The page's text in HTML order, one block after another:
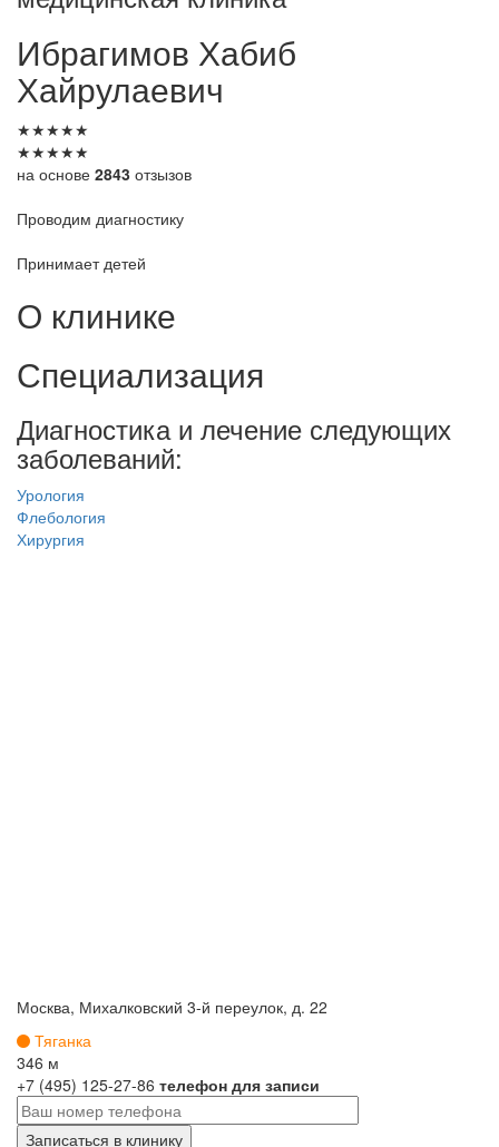
Ибрагимов Хабиб
Хайрулаевич
★★★★★
★★★★★
на основе 2843 отзызов
Проводим диагностику
Принимает детей
О клинике
Специализация
Диагностика и лечение следующих
заболеваний:
Урология
Флебология
Хирургия
Москва, Михалковский 3-й переулок, д. 22
Тяганка
346 м
+7 (495) 125-27-86 телефон для записи